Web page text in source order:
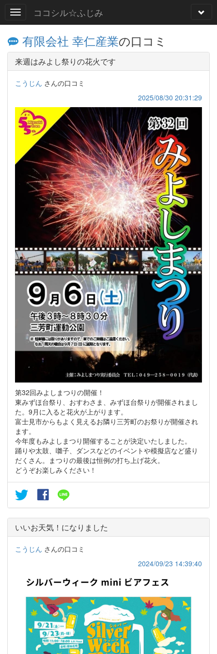
ココシル☆ふじみ
有限会社 幸仁産業の口コミ
来週はみよし祭りの花火です
こうじん さんの口コミ
2025/08/30 20:31:29
第32回みよしまつりの開催！
東みずほ台祭り、おすわさま、みずほ台祭りが開催されまし
た。9月に入ると花火が上がります。
富士見市からもよく見えるお隣り三芳町のお祭りが開催され
ます。
今年度もみよしまつり開催することが決定いたしました。
踊りや太鼓、囃子、ダンスなどのイベントや模擬店など盛り
だくさん。まつりの最後は恒例の打ち上げ花火。
どうぞお楽しみください！
いいお天気！になりました
こうじん さんの口コミ
2024/09/23 14:39:40